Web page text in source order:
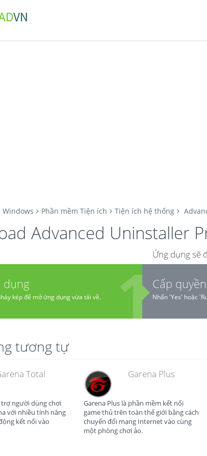
Windows Phần mềm Tiện ích Tiện ích hệ thống
Advanced Uninstaller
Ứng dụng sẽ
dụng
kép để mở ứng dụng vừa tải về.
Cấp quyền
Nhấn 'Yes' hoặc
tương tự
Total
trợ người dùng chơi
với nhiều tính năng
kết nối vào
Garena Plus
Garena Plus là phần mềm kết nối
game thủ trên toàn thế giới bằng cách
chuyển đổi mạng Internet vào cùng
một phòng chơi ảo.